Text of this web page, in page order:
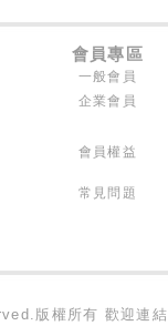
會員專區
一般會員
企業會員
會員權益
常見問題
版權所有 歡迎連結